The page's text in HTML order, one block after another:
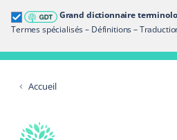
Grand dictionnaire
Termes spécialisés – Définitions –
Accueil